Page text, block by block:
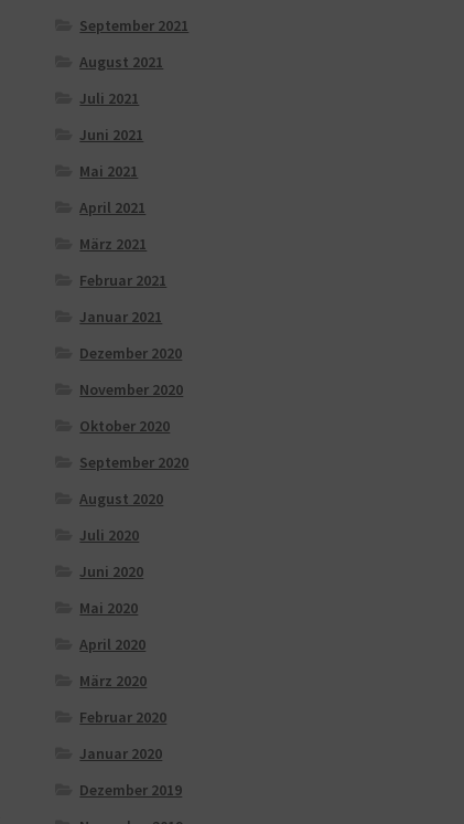
September 2021
August 2021
Juli 2021
Juni 2021
Mai 2021
April 2021
März 2021
Februar 2021
Januar 2021
Dezember 2020
November 2020
Oktober 2020
September 2020
August 2020
Juli 2020
Juni 2020
Mai 2020
April 2020
März 2020
Februar 2020
Januar 2020
Dezember 2019